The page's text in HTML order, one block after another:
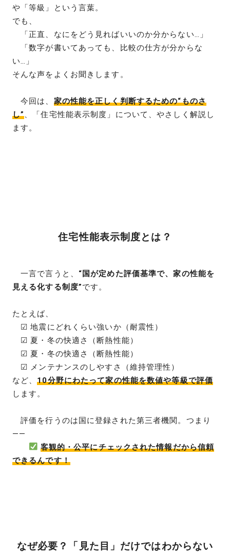
や「等級」という言葉。
でも、
「正直、なにをどう見ればいいのか分からない…」
「数字が書いてあっても、比較の仕方が分からな
い…」
そんな声をよくお聞きします。
今回は、 家の性能を正しく判断するための“ものさ
し”、「住宅性能表示制度」について、やさしく解説し
ます。
住宅性能表示制度とは？
一言で言うと、 “国が定めた評価基準で、家の性能を
見える化する制度”です。
たとえば、
☑ 地震にどれくらい強いか（耐震性）
☑ 夏・冬の快適さ（断熱性能）
☑ 夏・冬の快適さ（断熱性能）
☑ メンテナンスのしやすさ（維持管理性）
など、10分野にわたって家の性能を数値や等級で評価
します。
評価を行うのは国に登録された第三者機関。つまり
――
客観的・公平にチェックされた情報だから信頼
できるんです！
なぜ必要？「見た目」だけではわからない